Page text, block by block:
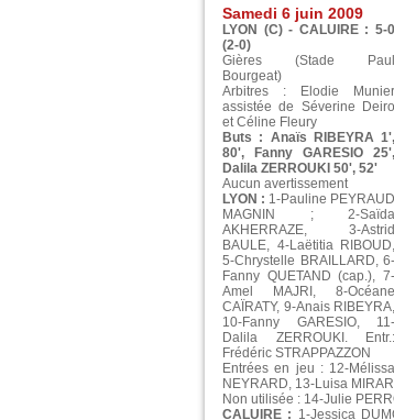
Samedi 6 juin 2009
LYON (C) - CALUIRE : 5-0
(2-0)
Gières (Stade Paul
Bourgeat)
Arbitres : Elodie Munier
assistée de Séverine Deiro
et Céline Fleury
Buts : Anaïs RIBEYRA 1',
80', Fanny GARESIO 25',
Dalila ZERROUKI 50', 52'
Aucun avertissement
LYON : 1-Pauline PEYRAUD
MAGNIN ; 2-Saïda
AKHERRAZE, 3-Astrid
BAULE, 4-Laëtitia RIBOUD,
5-Chrystelle BRAILLARD, 6-
Fanny QUETAND (cap.), 7-
Amel MAJRI, 8-Océane
CAÏRATY, 9-Anais RIBEYRA,
10-Fanny GARESIO, 11-
Dalila ZERROUKI. Entr.:
Frédéric STRAPPAZZON
Entrées en jeu : 12-Mélissa
NEYRARD, 13-Luisa
Non utilisée : 14-Julie
CALUIRE : 1-Jessica